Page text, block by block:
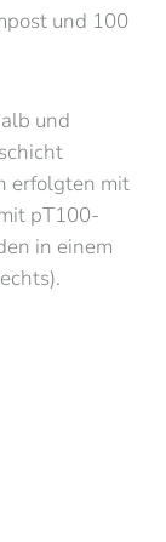
und 100
und
erfolgten mit
pT100-
in einem